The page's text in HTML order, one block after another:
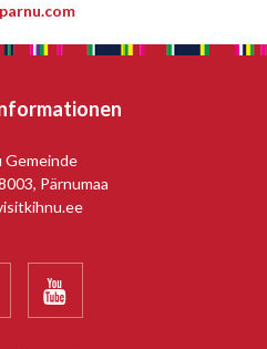
Gemeinde
Pärnumaa
